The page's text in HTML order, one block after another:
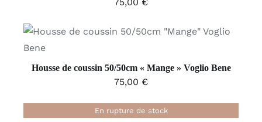
AJOUTER AU PANIER
/
DÉTAILS
Housse de coussin 50/50cm « Mange » Voglio Bene
75,00 €
En rupture de stock